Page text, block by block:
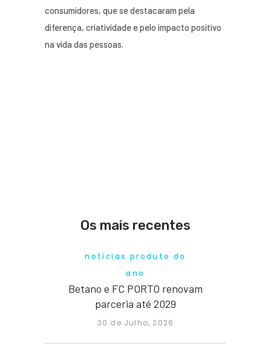
consumidores, que se destacaram pela
diferença, criatividade e pelo impacto positivo
na vida das pessoas.
Os mais recentes
notícias produto do
ano
Betano e FC PORTO renovam
parceria até 2029
30 de Julho, 2026